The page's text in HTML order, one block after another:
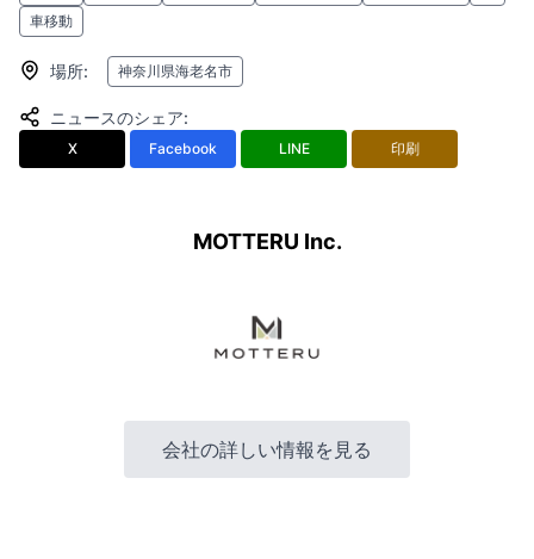
車移動
場所: 神奈川県海老名市
ニュースのシェア:
X Facebook LINE 印刷
MOTTERU Inc.
会社の詳しい情報を見る